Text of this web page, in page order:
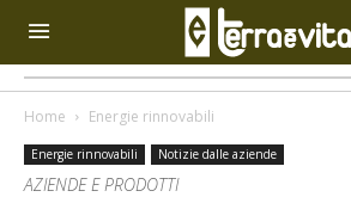
Home Energie rinnovabili
Energie rinnovabili Notizie dalle aziende
AZIENDE E PRODOTTI